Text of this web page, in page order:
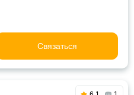
Связаться